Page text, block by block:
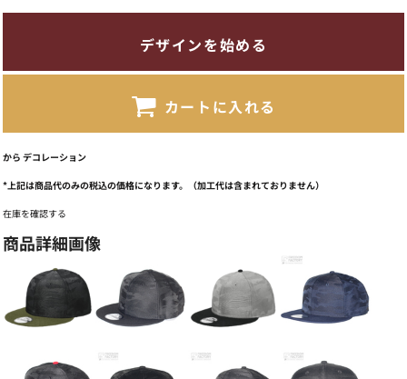
デザインを始める
カートに入れる
から デコレーション
*上記は商品代のみの税込の価格になります。（加工代は含まれておりません）
在庫を確認する
商品詳細画像